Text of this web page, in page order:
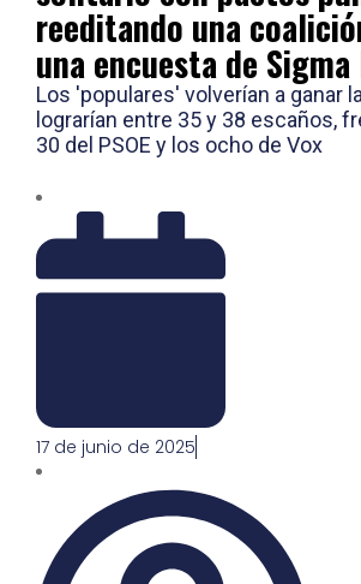
reeditando una
una encuesta de Sigma
Los 'populares' volverían a ganar
lograrían entre 35 y 38 escaños,
30 del PSOE y los ocho de Vox
17 de junio de 2025